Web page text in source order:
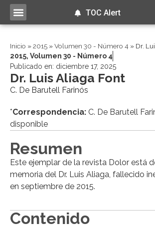
TOC Alert
Inicio »2015 »Volumen 30 - Número 4 » Dr.
2015, Volumen 30 - Número 4
Publicado en: diciembre 17, 2025
Dr. Luis Aliaga Font
C. De Barutell Farinós
*Correspondencia: C. De Barutell
disponible
Resumen
Este ejemplar de la revista Dolor está
memoria del Dr. Luis Aliaga, fallecido
en septiembre de 2015.
Contenido